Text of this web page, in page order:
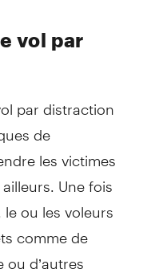
vol par
par distraction
de
les victimes
Une fois
ou les voleurs
comme de
d’autres